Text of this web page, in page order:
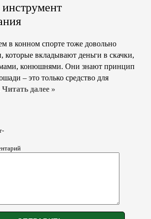
в конном спорте тоже довольно
которые вкладывают деньги в скачки,
конюшнями. Они знают принцип
– это только средство для
Читать далее »